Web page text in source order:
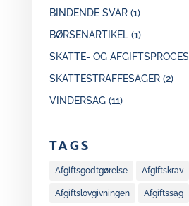
BINDENDE SVAR(1)
BØRSENARTIKEL(1)
SKATTE- OG AFGIFTSPROCES
SKATTESTRAFFESAGER(2)
VINDERSAG(11)
TAGS
Afgiftsgodtgørelse Afgiftskrav
Afgiftslovgivningen Afgiftssag